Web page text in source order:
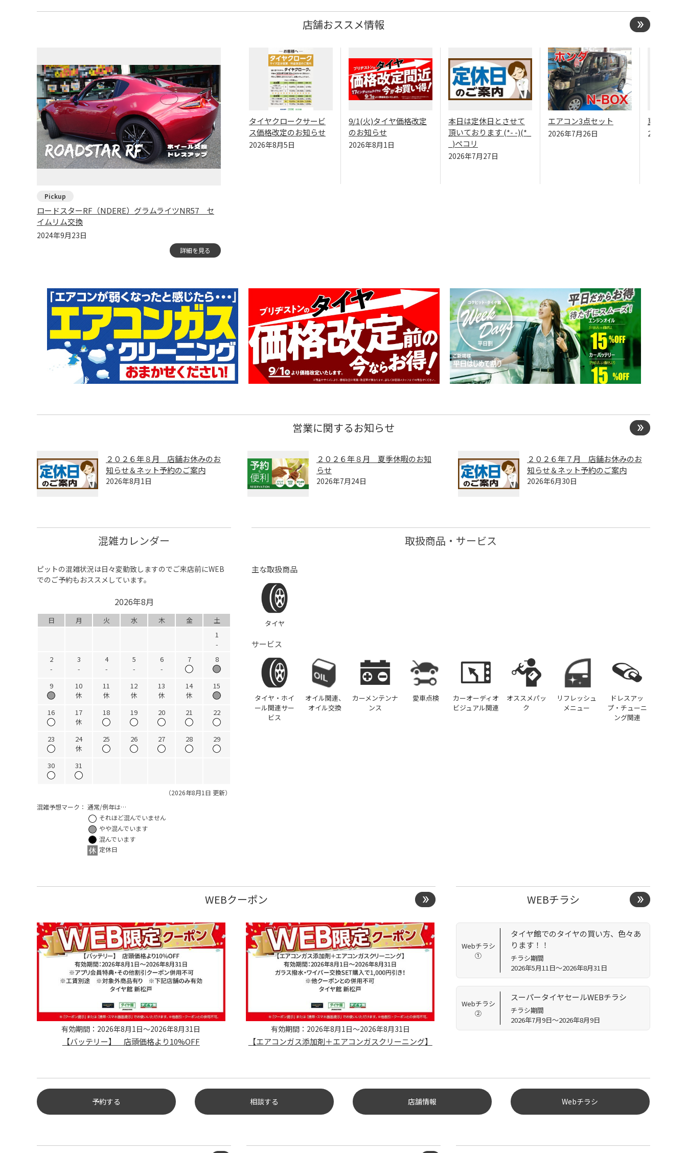
店舗おススメ情報
ロードスターRF（NDERE）グラムライツNR57 セ
イムリム交換
2024年9月23日
詳細を見る
タイヤクロークサービ
ス価格改定のお知らせ
2026年8月5日
9/1(火)タイヤ価格改定
のお知らせ
2026年8月1日
本日は定休日とさせて
頂いております (*- -)(*_
_)ペコリ
2026年7月27日
エアコン3点セット
2026年7月26日
夏本番？
2026年7月
営業に関するお知らせ
２０２６年８月 店舗お休みのお
知らせ＆ネット予約のご案内
2026年8月1日
２０２６年８月 夏季休暇のお知
らせ
2026年7月24日
２０２６年７月 店舗お休みのお
知らせ＆ネット予約のご案内
2026年6月30日
混雑カレンダー
ピットの混雑状況は日々変動致しますのでご来店前にWEB
でのご予約もおススメしています。
2026年8月
日 月 火 水 木 金
土
1
-
2
-
3
-
4
-
5
-
6
-
7 8
9
10
休
11
休
12
休
13
休
14
休
15
16
17
休
18 19 20 21 22
23
24
休
25 26 27 28 29
30 31
（2026年8月1日 更新）
混雑予想マーク： 通常/例年は…
それほど混んでいません
やや混んでいます
混んでいます
定休日
取扱商品・サービス
主な取扱商品
タイヤ
サービス
タイヤ・ホイ
ール関連サー
ビス
オイル関連、
オイル交換
カーメンテンナ
ンス
愛車点検
カーオーディオ
ビジュアル関連
オススメパッ
ク
リフレッシュ
メニュー
ドレスアッ
プ・チューニ
ング関連
WEBクーポン
有効期間：2026年8月1日～2026年8月31日
【バッテリー】 店頭価格より10%OFF
有効期間：2026年8月1日～2026年8月31日
【エアコンガス添加剤＋エアコンガスクリーニング】
WEBチラシ
Webチラシ
①
タイヤ館でのタイヤの買い方、色々あ
ります！！
チラシ期間
2026年5月11日～2026年8月31日
Webチラシ
②
スーパータイヤセールWEBチラシ
チラシ期間
2026年7月9日～2026年8月9日
予約する 相談する 店舗情報 Webチラシ